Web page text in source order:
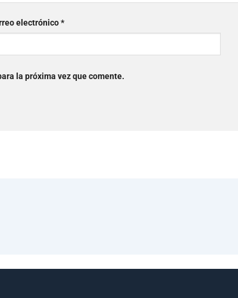
electrónico*
la próxima vez que comente.